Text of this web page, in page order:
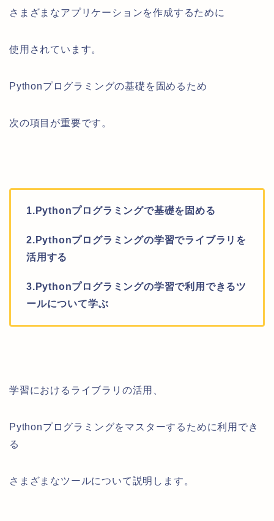
さまざまなアプリケーションを作成するために
使用されています。
Pythonプログラミングの基礎を固めるため
次の項目が重要です。
1.Pythonプログラミングで基礎を固める
2.Pythonプログラミングの学習でライブラリを
活用する
3.Pythonプログラミングの学習で利用できるツ
ールについて学ぶ
学習におけるライブラリの活用、
Pythonプログラミングをマスターするために利用でき
る
さまざまなツールについて説明します。